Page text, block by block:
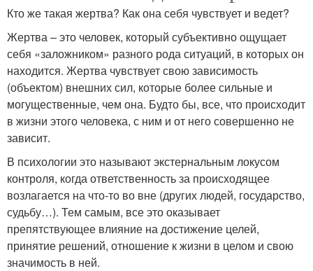
Кто же такая жертва? Как она себя чувствует и ведет?
Жертва – это человек, который субъективно ощущает
себя «заложником» разного рода ситуаций, в которых он
находится. Жертва чувствует свою зависимость
(объектом) внешних сил, которые более сильные и
могущественные, чем она. Будто бы, все, что происходит
в жизни этого человека, с ним и от него совершенно не
зависит.
В психологии это называют экстернальным локусом
контроля, когда ответственность за происходящее
возлагается на что-то во вне (других людей, государство,
судьбу…). Тем самым, все это оказывает
препятствующее влияние на достижение целей,
принятие решений, отношение к жизни в целом и свою
значимость в ней.